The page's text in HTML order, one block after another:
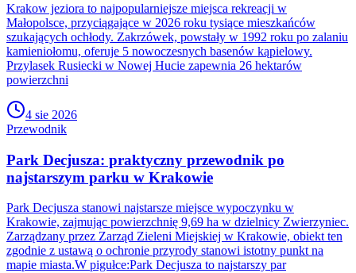
Krakow jeziora to najpopularniejsze miejsca rekreacji w
Małopolsce, przyciągające w 2026 roku tysiące mieszkańców
szukających ochłody. Zakrzówek, powstały w 1992 roku po zalaniu
kamieniołomu, oferuje 5 nowoczesnych basenów kąpielowy.
Przylasek Rusiecki w Nowej Hucie zapewnia 26 hektarów
powierzchni
4 sie 2026
Przewodnik
Park Decjusza: praktyczny przewodnik po
najstarszym parku w Krakowie
Park Decjusza stanowi najstarsze miejsce wypoczynku w
Krakowie, zajmując powierzchnię 9,69 ha w dzielnicy Zwierzyniec.
Zarządzany przez Zarząd Zieleni Miejskiej w Krakowie, obiekt ten
zgodnie z ustawą o ochronie przyrody stanowi istotny punkt na
mapie miasta.W pigułce:Park Decjusza to najstarszy par